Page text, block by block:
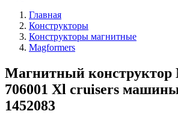
Главная
Конструкторы
Конструкторы магнитные
Magformers
Магнитный конструктор
706001 Xl cruisers
1452083